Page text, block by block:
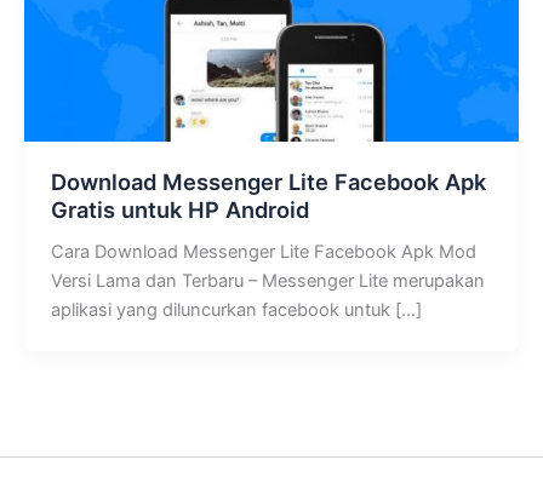
Download Messenger Lite Facebook Apk
Gratis untuk HP Android
Cara Download Messenger Lite Facebook Apk Mod
Versi Lama dan Terbaru – Messenger Lite merupakan
aplikasi yang diluncurkan facebook untuk […]